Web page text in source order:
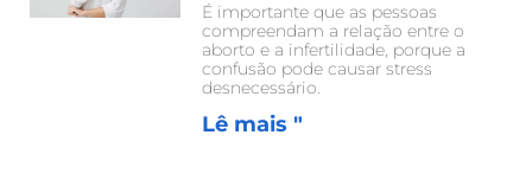
É importante que as pessoas
compreendam a relação entre o
aborto e a infertilidade, porque a
confusão pode causar stress
desnecessário.
Lê mais "